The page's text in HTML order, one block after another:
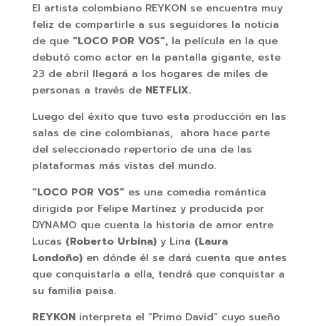
El artista colombiano REYKON se encuentra muy
feliz de compartirle a sus seguidores la noticia
de que“LOCO POR VOS”, la película en la que
debutó como actor en la pantalla gigante, este
23 de abril llegará a los hogares de miles de
personas a través de NETFLIX.
Luego del éxito que tuvo esta producción en las
salas de cine colombianas, ahora hace parte
del seleccionado repertorio de una de las
plataformas más vistas del mundo.
“LOCO POR VOS” es una comedia romántica
dirigida por Felipe Martínez y producida por
DYNAMO que cuenta la historia de amor entre
Lucas (Roberto Urbina)y Lina (Laura
Londoño)en dónde él se dará cuenta que antes
que conquistarla a ella, tendrá que conquistar a
su familia paisa.
REYKONinterpreta el “Primo David“ cuyo sueño